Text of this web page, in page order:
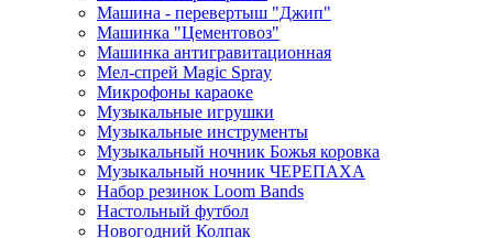
Машина - перевертыш "Джип"
Машинка "Цементовоз"
Машинка антигравитационная
Мел-спрей Magic Spray
Микрофоны караоке
Музыкальные игрушки
Музыкальные инструменты
Музыкальный ночник Божья коровка
Музыкальный ночник ЧЕРЕПАХА
Набор резинок Loom Bands
Настольный футбол
Новогодний Колпак